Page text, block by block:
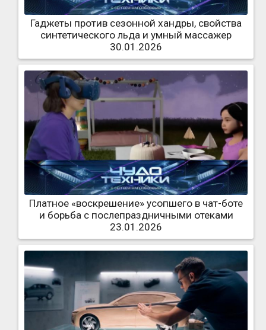
Гаджеты против сезонной хандры, свойства
синтетического льда и умный массажер
30.01.2026
Платное «воскрешение» усопшего в чат-боте
и борьба с послепраздничными отеками
23.01.2026